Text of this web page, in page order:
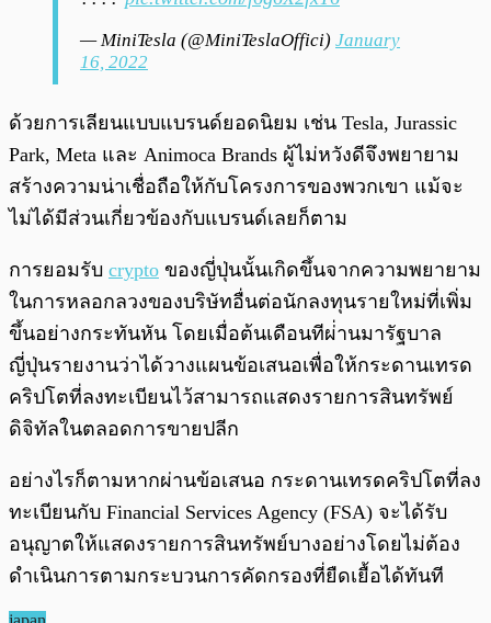
— MiniTesla (@MiniTeslaOffici) January
16, 2022
ด้วยการเลียนแบบแบรนด์ยอดนิยม เช่น Tesla, Jurassic
Park, Meta และ Animoca Brands ผู้ไม่หวังดีจึงพยายาม
สร้างความน่าเชื่อถือให้กับโครงการของพวกเขา แม้จะ
ไม่ได้มีส่วนเกี่ยวข้องกับแบรนด์เลยก็ตาม
การยอมรับ crypto ของญี่ปุ่นนั้นเกิดขึ้นจากความพยายาม
ในการหลอกลวงของบริษัทอื่นต่อนักลงทุนรายใหม่ที่เพิ่ม
ขึ้นอย่างกระทันหัน โดยเมื่อต้นเดือนทีผ่่านมารัฐบาล
ญี่ปุ่นรายงานว่าได้วางแผนข้อเสนอเพื่อให้กระดานเทรด
คริปโตที่ลงทะเบียนไว้สามารถแสดงรายการสินทรัพย์
ดิจิทัลในตลอดการขายปลีก
อย่างไรก็ตามหากผ่านข้อเสนอ กระดานเทรดคริปโตที่ลง
ทะเบียนกับ Financial Services Agency (FSA) จะได้รับ
อนุญาตให้แสดงรายการสินทรัพย์บางอย่างโดยไม่ต้อง
ดำเนินการตามกระบวนการคัดกรองที่ยืดเยื้อได้ทันที